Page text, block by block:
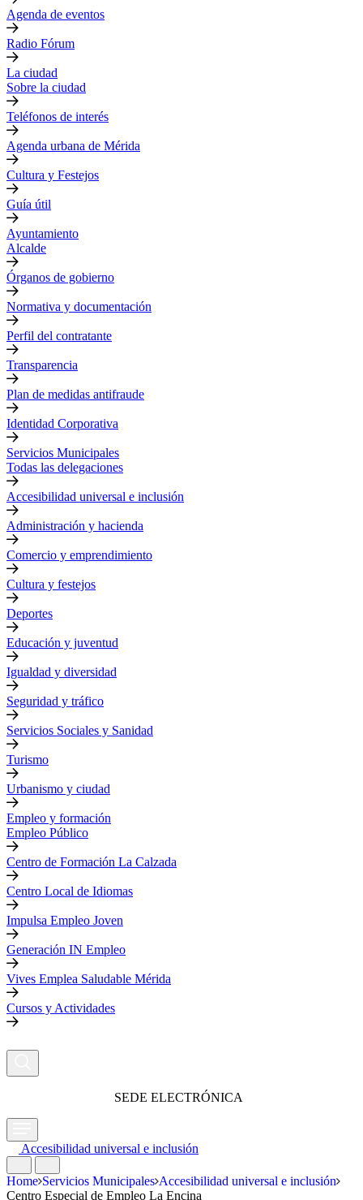
Agenda de eventos
Radio Fórum
La ciudad
Sobre la ciudad
Teléfonos de interés
Agenda urbana de Mérida
Cultura y Festejos
Guía útil
Ayuntamiento
Alcalde
Órganos de gobierno
Normativa y documentación
Perfil del contratante
Transparencia
Plan de medidas antifraude
Identidad Corporativa
Servicios Municipales
Todas las delegaciones
Accesibilidad universal e inclusión
Administración y hacienda
Comercio y emprendimiento
Cultura y festejos
Deportes
Educación y juventud
Igualdad y diversidad
Seguridad y tráfico
Servicios Sociales y Sanidad
Turismo
Urbanismo y ciudad
Empleo y formación
Empleo Público
Centro de Formación La Calzada
Centro Local de Idiomas
Impulsa Empleo Joven
Generación IN Empleo
Vives Emplea Saludable Mérida
Cursos y Actividades
SEDE ELECTRÓNICA
Accesibilidad universal e inclusión
Home Servicios Municipales Accesibilidad universal e inclusión
Centro Especial de Empleo La Encina